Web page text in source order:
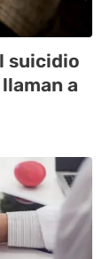
suicidio
a